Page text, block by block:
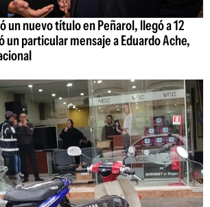
un nuevo título en Peñarol, llegó a 12
un particular mensaje a Eduardo Ache,